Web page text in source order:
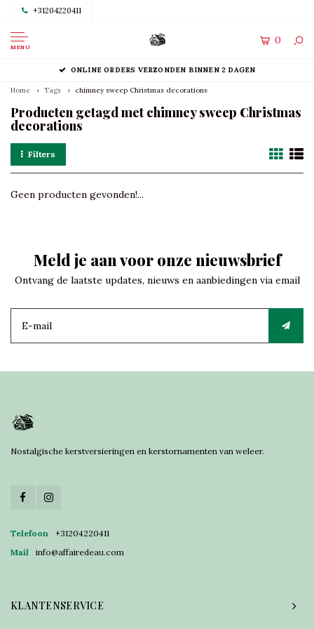
+31204220411
MENU
0
ONLINE ORDERS VERZONDEN BINNEN 2 DAGEN
Home Tags chimney sweep Christmas decorations
Producten getagd met chimney sweep Christmas
decorations
Filters
Geen producten gevonden!...
Meld je aan voor onze nieuwsbrief
Ontvang de laatste updates, nieuws en aanbiedingen via email
Nostalgische kerstversieringen en kerstornamenten van weleer.
Telefoon
+31204220411
Mail
info@affairedeau.com
KLANTENSERVICE